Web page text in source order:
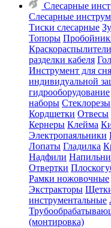
Слесарные
Слесарные
Тиски слесарные
Топоры
Краскораспылители
разделки кабеля
Инструмент для
индивидуальной
гидрооборудование
наборы Стеклорезы
Кордщетки Отвесы
Кернеры Клейма
Электропаяльники
Лопаты Гладилка
Надфили
Отвертки
Рамки ножовочные
Экстракторы
инструментальные
(монтировка)